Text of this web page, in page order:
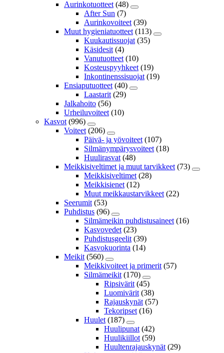
Aurinkotuotteet (48)
After Sun (7)
Aurinkovoiteet (39)
Muut hygieniatuotteet (113)
Kuukautissuojat (35)
Käsidesit (4)
Vanutuotteet (10)
Kosteuspyyhkeet (19)
Inkontinenssisuojat (19)
Ensiaputuotteet (40)
Laastarit (29)
Jalkahoito (56)
Urheiluvoiteet (10)
Kasvot (996)
Voiteet (206)
Päivä- ja yövoiteet (107)
Silmänympärysvoiteet (18)
Huulirasvat (48)
Meikkisiveltimet ja muut tarvikkeet (73)
Meikkisiveltimet (28)
Meikkisienet (12)
Muut meikkaustarvikkeet (22)
Seerumit (53)
Puhdistus (96)
Silmämeikin puhdistusaineet (16)
Kasvovedet (23)
Puhdistusgeelit (39)
Kasvokuorinta (14)
Meikit (560)
Meikkivoiteet ja primerit (57)
Silmämeikit (170)
Ripsivärit (45)
Luomivärit (38)
Rajauskynät (57)
Tekoripset (16)
Huulet (187)
Huulipunat (42)
Huulikiillot (59)
Huultenrajauskynät (29)